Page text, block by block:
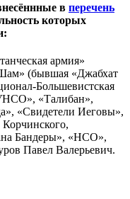
в перечень
которых
армия»
(бывшая «Джабхат
Большевистская
«Талибан»,
«Свидетели Иеговы»,
Бандеры», «НСО»,
Павел Валерьевич.